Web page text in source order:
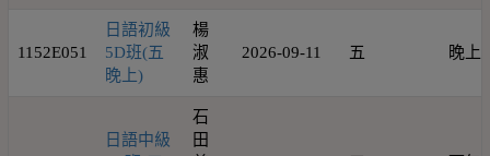
1152E051
日語初級
5D班(五
晚上)
楊
淑
惠
2026-09-11 五 晚上
日語中級
石
田